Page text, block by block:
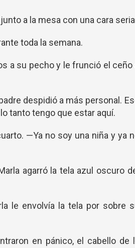
a la mesa con una cara
toda la semana.
a su pecho y le frunció el ceño
despidió a más personal.
tanto tengo que estar aquí.
—Ya no soy una niña y ya
agarró la tela azul oscuro
le envolvía la tela por sobre
en pánico, el cabello de